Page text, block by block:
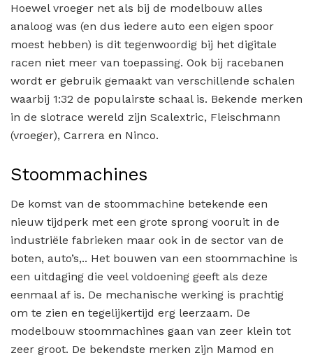
Hoewel vroeger net als bij de modelbouw alles
analoog was (en dus iedere auto een eigen spoor
moest hebben) is dit tegenwoordig bij het digitale
racen niet meer van toepassing. Ook bij racebanen
wordt er gebruik gemaakt van verschillende schalen
waarbij 1:32 de populairste schaal is. Bekende merken
in de slotrace wereld zijn Scalextric, Fleischmann
(vroeger), Carrera en Ninco.
Stoommachines
De komst van de stoommachine betekende een
nieuw tijdperk met een grote sprong vooruit in de
industriële fabrieken maar ook in de sector van de
boten, auto’s,.. Het bouwen van een stoommachine is
een uitdaging die veel voldoening geeft als deze
eenmaal af is. De mechanische werking is prachtig
om te zien en tegelijkertijd erg leerzaam. De
modelbouw stoommachines gaan van zeer klein tot
zeer groot. De bekendste merken zijn Mamod en